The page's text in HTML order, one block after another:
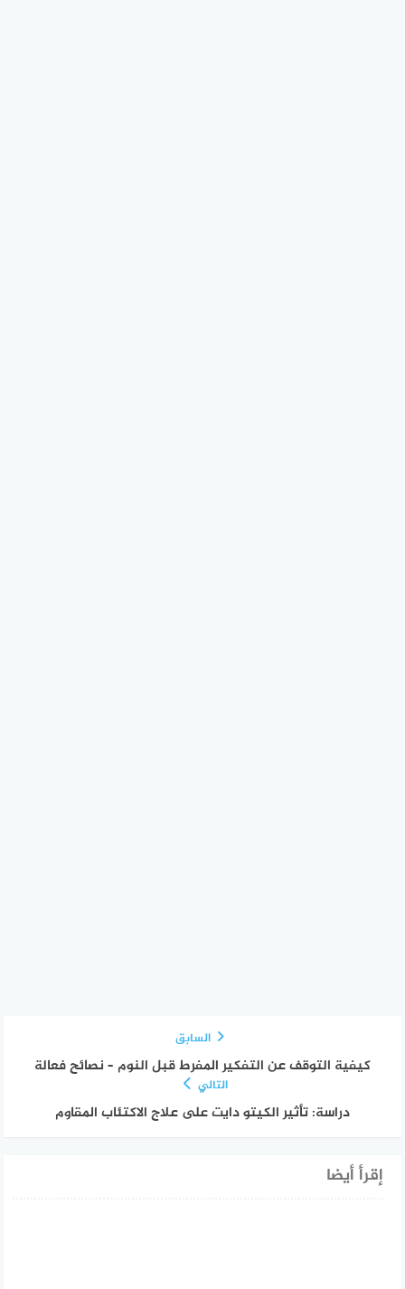
السابق
كيفية التوقف عن التفكير المفرط قبل النوم – نصائح فعالة
التالي
دراسة: تأثير الكيتو دايت على علاج الاكتئاب المقاوم
إقرأ أيضا